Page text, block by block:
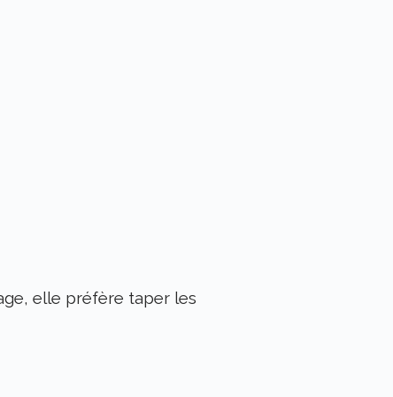
elle préfère taper les